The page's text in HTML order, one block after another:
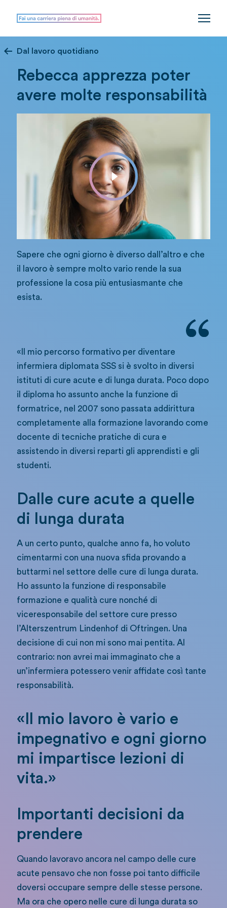
Dal lavoro quotidiano
Rebecca apprezza poter
avere molte responsabilità
Sapere che ogni giorno è diverso dall’altro e che
il lavoro è sempre molto vario rende la sua
professione la cosa più entusiasmante che
esista.
«Il mio percorso formativo per diventare
infermiera diplomata SSS si è svolto in diversi
istituti di cure acute e di lunga durata. Poco dopo
il diploma ho assunto anche la funzione di
formatrice, nel 2007 sono passata addirittura
completamente alla formazione lavorando come
docente di tecniche pratiche di cura e
assistendo in diversi reparti gli apprendisti e gli
studenti.
Dalle cure acute a quelle
di lunga durata
A un certo punto, qualche anno fa, ho voluto
cimentarmi con una nuova sfida provando a
buttarmi nel settore delle cure di lunga durata.
Ho assunto la funzione di responsabile
formazione e qualità cure nonché di
viceresponsabile del settore cure presso
l’Alterszentrum Lindenhof di Oftringen. Una
decisione di cui non mi sono mai pentita. Al
contrario: non avrei mai immaginato che a
un’infermiera potessero venir affidate così tante
responsabilità.
«Il mio lavoro è vario e
impegnativo e ogni giorno
mi impartisce lezioni di
vita.»
Importanti decisioni da
prendere
Quando lavoravo ancora nel campo delle cure
acute pensavo che non fosse poi tanto difficile
doversi occupare sempre delle stesse persone.
Ma ora che opero nelle cure di lunga durata so